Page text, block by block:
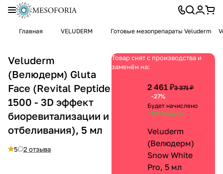
Главная VELUDERM Готовые мезопрепараты Veluderm
Veluderm
(Велюдерм) Gluta
Face (Revital Peptide
1500 - 3D эффект
биоревитализации и
отбеливания), 5 мл
5 2 отзыва
Товар снят с производства и
заменён на:
2 461 ₽3 371 ₽
-27%
Будет начислено
+123 бонуса
Veluderm
(Велюдерм)
Snow White
Pro, 5 мл